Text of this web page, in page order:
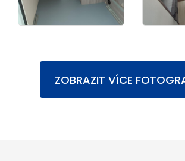
ZOBRAZIT VÍCE